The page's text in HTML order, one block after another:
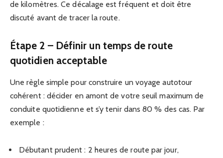
de kilomètres. Ce décalage est fréquent et doit être
discuté avant de tracer la route.
Étape 2 – Définir un temps de route
quotidien acceptable
Une règle simple pour construire un voyage autotour
cohérent : décider en amont de votre seuil maximum de
conduite quotidienne et s’y tenir dans 80 % des cas. Par
exemple :
Débutant prudent : 2 heures de route par jour,